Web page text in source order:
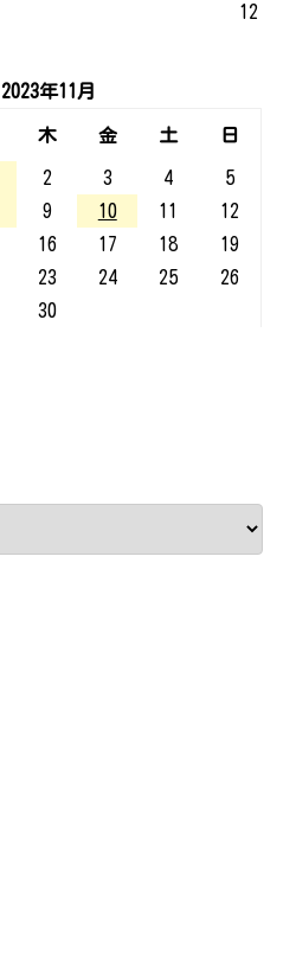
12
2023年11月
木 金 土 日
2 3 4
5
9 10 11
12
16 17 18
19
23 24 25
26
30